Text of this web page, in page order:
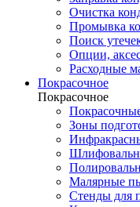
Очистка
Промывка
Поиск
Опции,
Расходные
Покрасочное
Покрасочное
Зоны
Малярные
Стенды для